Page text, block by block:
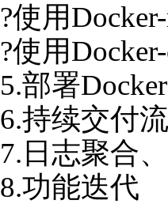
?使用
?使用
5.部署
6.持续交付
7.日志聚合
8.功能迭代